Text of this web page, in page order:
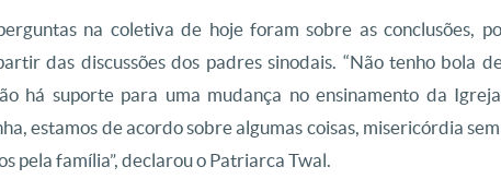
na coletiva de hoje foram sobre as conclusões,
das discussões dos padres sinodais. “Não tenho bola
há suporte para uma mudança no ensinamento da
estamos de acordo sobre algumas coisas, misericórdia
pela família”, declarou o Patriarca Twal.